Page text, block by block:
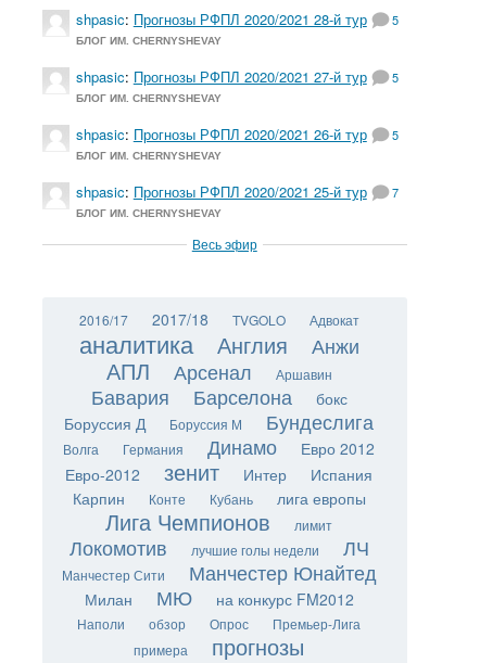
shpasic: Прогнозы РФПЛ 2020/2021 28-й тур 5
БЛОГ ИМ. CHERNYSHEVAY
shpasic: Прогнозы РФПЛ 2020/2021 27-й тур 5
БЛОГ ИМ. CHERNYSHEVAY
shpasic: Прогнозы РФПЛ 2020/2021 26-й тур 5
БЛОГ ИМ. CHERNYSHEVAY
shpasic: Прогнозы РФПЛ 2020/2021 25-й тур 7
БЛОГ ИМ. CHERNYSHEVAY
Весь эфир
2016/17 2017/18 TVGOLO Адвокат
аналитика Англия Анжи
АПЛ Арсенал Аршавин
Бавария Барселона
бокс
Боруссия Д
Боруссия М Бундеслига
Волга Германия Динамо
Евро 2012
Евро-2012
зенит Интер
Испания
Карпин
Конте Кубань лига европы
Лига Чемпионов лимит
Локомотив лучшие голы недели ЛЧ
Манчестер Сити Манчестер Юнайтед
Милан МЮ на конкурс FM2012
Наполи обзор Опрос
Премьер-Лига
примера
прогнозы